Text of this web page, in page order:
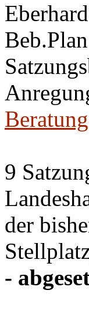
9
der
-